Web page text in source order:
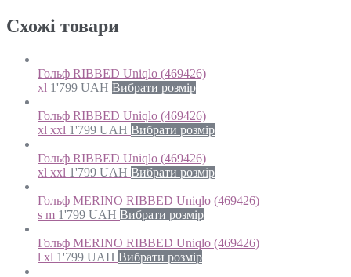
Схожi товари
Гольф RIBBED Uniqlo (469426)
xl 1'799 UAH Вибрати розмір
Гольф RIBBED Uniqlo (469426)
xl xxl 1'799 UAH Вибрати розмір
Гольф RIBBED Uniqlo (469426)
xl xxl 1'799 UAH Вибрати розмір
Гольф MERINO RIBBED Uniqlo (469426)
s m 1'799 UAH Вибрати розмір
Гольф MERINO RIBBED Uniqlo (469426)
l xl 1'799 UAH Вибрати розмір